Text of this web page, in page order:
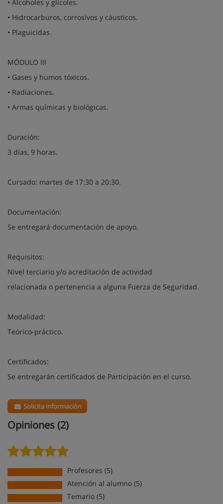
• Alcoholes y glicoles.
• Hidrocarburos, corrosivos y cáusticos.
• Plaguicidas.
MÓDULO III
• Gases y humos tóxicos.
• Radiaciones.
• Armas químicas y biológicas.
Duración:
3 días, 9 horas.
Cursado: martes de 17:30 a 20:30.
Documentación:
Se entregará documentación de apoyo.
Requisitos:
Nivel terciario y/o acreditación de actividad
relacionada o pertenencia a alguna Fuerza de Seguridad.
Modalidad:
Teórico-práctico.
Certificados:
Se entregarán certificados de Participación en el curso.
Solicita información
Opiniones (2)
Profesores (5)
Atención al alumno (5)
Temario (5)